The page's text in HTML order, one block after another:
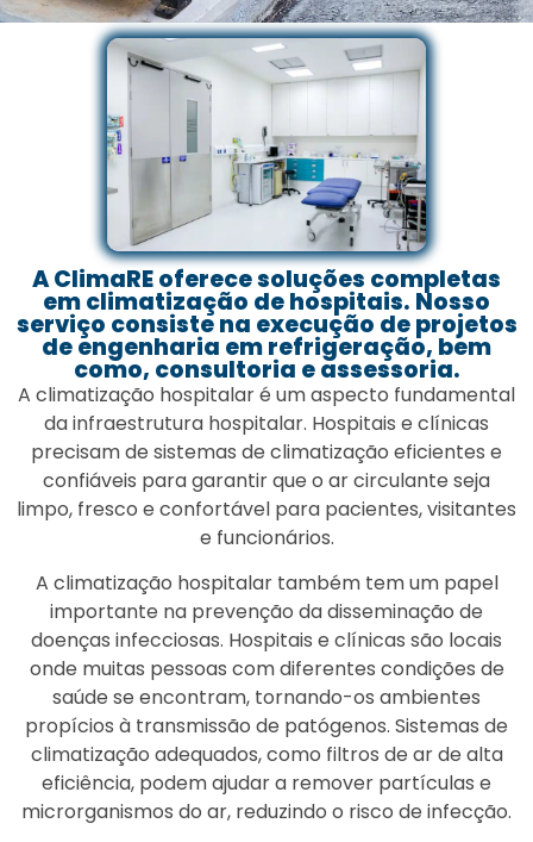
A ClimaRE oferece soluções completas
em climatização de hospitais. Nosso
serviço consiste na execução de projetos
de engenharia em refrigeração, bem
como, consultoria e assessoria.
A climatização hospitalar é um aspecto fundamental
da infraestrutura hospitalar. Hospitais e clínicas
precisam de sistemas de climatização eficientes e
confiáveis para garantir que o ar circulante seja
limpo, fresco e confortável para pacientes, visitantes
e funcionários.
A climatização hospitalar também tem um papel
importante na prevenção da disseminação de
doenças infecciosas. Hospitais e clínicas são locais
onde muitas pessoas com diferentes condições de
saúde se encontram, tornando-os ambientes
propícios à transmissão de patógenos. Sistemas de
climatização adequados, como filtros de ar de alta
eficiência, podem ajudar a remover partículas e
microrganismos do ar, reduzindo o risco de infecção.